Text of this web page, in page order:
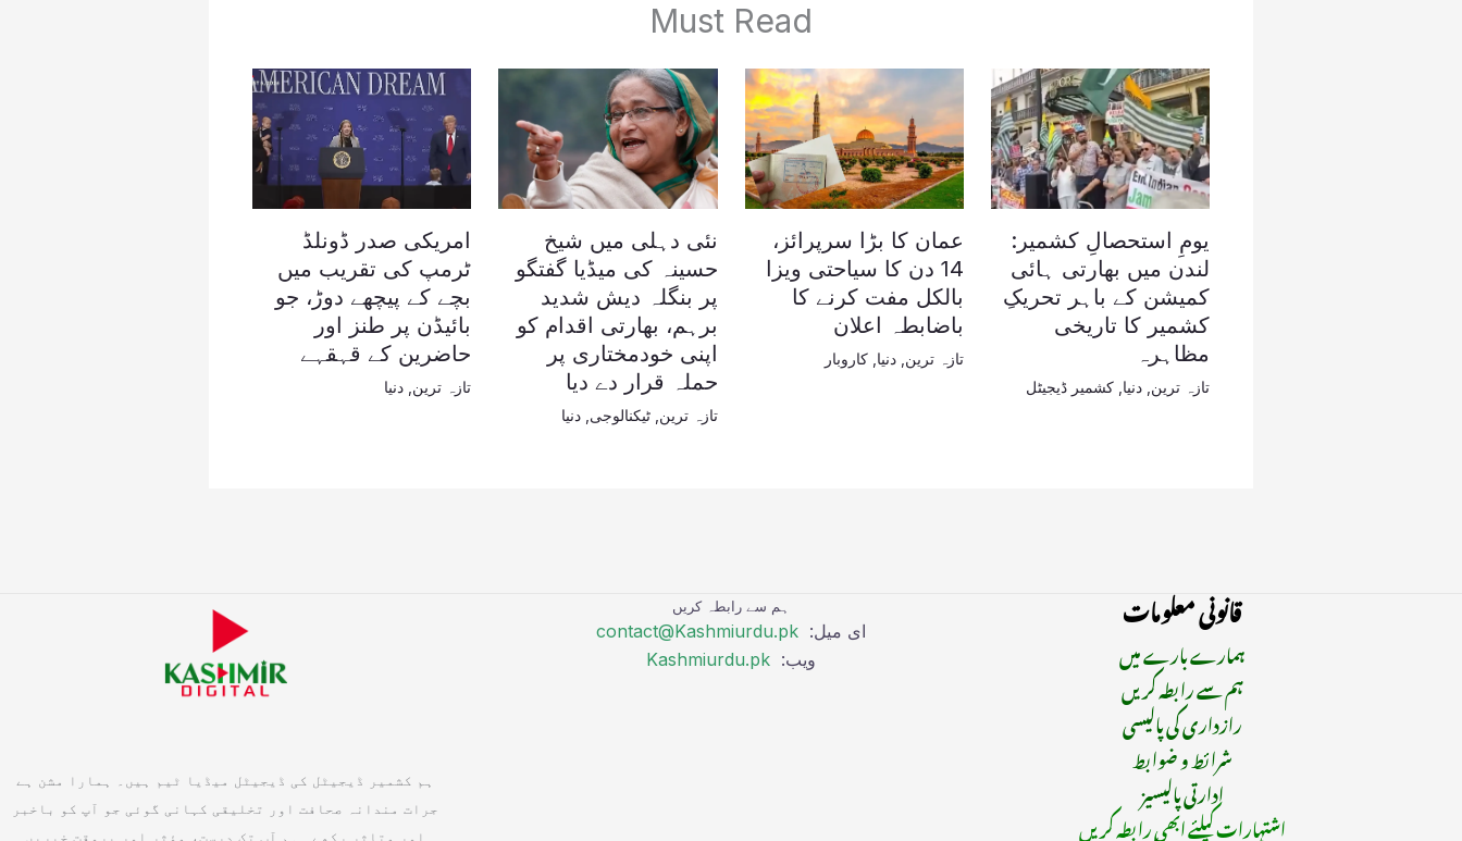
Must Read
یومِ استحصالِ کشمیر:
لندن میں بھارتی ہائی
کمیشن کے باہر تحریکِ
کشمیر کا تاریخی
مظاہرہ
تازہ ترین دنیا کشمیر ڈیجیٹل
عمان کا بڑا سرپرائز،
14 دن کا سیاحتی ویزا
بالکل مفت کرنے کا
باضابطہ اعلان
تازہ ترین ,دنیا ,کاروبار
نئی دہلی میں شیخ
حسینہ کی میڈیا گفتگو
پر بنگلہ دیش شدید
برہم، بھارتی اقدام کو
اپنی خودمختاری پر
حملہ قرار دے دیا
تازہ ترین ,ٹیکنالوجی ,دنیا
امریکی صدر ڈونلڈ
ٹرمپ کی تقریب میں
بچے کے پیچھے دوڑ، جو
بائیڈن پر طنز اور
حاضرین کے قہقہے
تازہ ترین دنیا
قانونی معلومات
ہمارے بارے میں
ہم سے رابطہ کریں
رازداری کی پالیسی
شرائط و ضوابط
ادارتی پالیسیز
اشتہارات کیلئے ابھی رابطہ کریں
ہم سے رابطہ کریں
ای میل: contact@Kashmiurdu.pk
ویب: Kashmiurdu.pk
ہم کشمیر ڈیجیٹل کی ڈیجیٹل میڈیا ٹیم ہیں۔ ہمارا مشن ہے
جرات مندانہ صحافت اور تخلیقی کہانی گوئی جو آپ کو باخبر
اور متاثر رکھے۔ ہم آپ تک درست، مؤثر اور بروقت خبریں